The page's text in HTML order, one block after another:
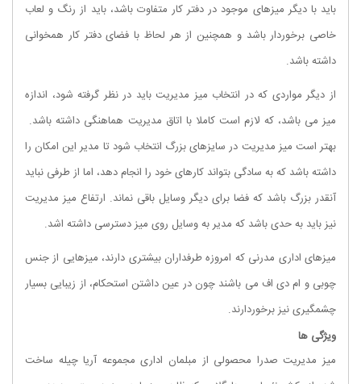
باید با دیگر میزهای موجود در دفتر کار متفاوت باشد، باید از رنگ و لعاب
خاصی برخوردار باشد و همچنین از هر لحاظ با فضای دفتر کار همخوانی
داشته باشد.
از دیگر مواردی که در انتخاب میز مدیریت باید در نظر گرفته شود، اندازه
میز می باشد، که لازم است کاملا با اتاق مدیریت هماهنگی داشته باشد.
بهتر است میز مدیریت در سایزهای بزرگ انتخاب شود تا مدیر این امکان را
داشته باشد که به سادگی بتواند کارهای خود را انجام دهد، اما از طرفی نباید
آنقدر بزرگ باشد که فضا برای دیگر وسایل باقی نماند. ارتفاع میز مدیریت
نیز باید به حدی باشد که مدیر به وسایل روی میز دسترسی داشته اشد.
میزهای اداری مدرنی که امروزه طرفداران بیشتری دارند، میزهایی از جنس
چوبی و ام دی اف می باشند چون در عین داشتن استحکام، از زیبایی بسیار
چشمگیری نیز برخوردارند.
ویژگی ها
میز مدیریت صدرا محصولی از مبلمان اداری مجموعه آریا چیله ساخت